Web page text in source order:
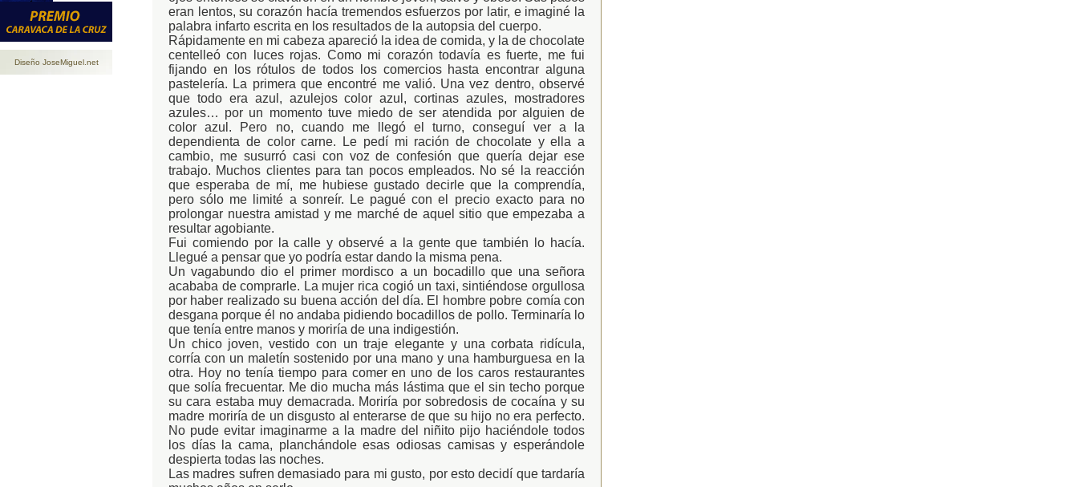
Diseño JoseMiguel.net
eran lentos, su corazón hacía tremendos esfuerzos por latir, e imaginé la
palabra infarto escrita en los resultados de la autopsia del cuerpo.
Rápidamente en mi cabeza apareció la idea de comida, y la de chocolate
centelleó con luces rojas. Como mi corazón todavía es fuerte, me fui
fijando en los rótulos de todos los comercios hasta encontrar alguna
pastelería. La primera que encontré me valió. Una vez dentro, observé
que todo era azul, azulejos color azul, cortinas azules, mostradores
azules… por un momento tuve miedo de ser atendida por alguien de
color azul. Pero no, cuando me llegó el turno, conseguí ver a la
dependienta de color carne. Le pedí mi ración de chocolate y ella a
cambio, me susurró casi con voz de confesión que quería dejar ese
trabajo. Muchos clientes para tan pocos empleados. No sé la reacción
que esperaba de mí, me hubiese gustado decirle que la comprendía,
pero sólo me limité a sonreír. Le pagué con el precio exacto para no
prolongar nuestra amistad y me marché de aquel sitio que empezaba a
resultar agobiante.
Fui comiendo por la calle y observé a la gente que también lo hacía.
Llegué a pensar que yo podría estar dando la misma pena.
Un vagabundo dio el primer mordisco a un bocadillo que una señora
acababa de comprarle. La mujer rica cogió un taxi, sintiéndose orgullosa
por haber realizado su buena acción del día. El hombre pobre comía con
desgana porque él no andaba pidiendo bocadillos de pollo. Terminaría lo
que tenía entre manos y moriría de una indigestión.
Un chico joven, vestido con un traje elegante y una corbata ridícula,
corría con un maletín sostenido por una mano y una hamburguesa en la
otra. Hoy no tenía tiempo para comer en uno de los caros restaurantes
que solía frecuentar. Me dio mucha más lástima que el sin techo porque
su cara estaba muy demacrada. Moriría por sobredosis de cocaína y su
madre moriría de un disgusto al enterarse de que su hijo no era perfecto.
No pude evitar imaginarme a la madre del niñito pijo haciéndole todos
los días la cama, planchándole esas odiosas camisas y esperándole
despierta todas las noches.
Las madres sufren demasiado para mi gusto, por esto decidí que tardaría